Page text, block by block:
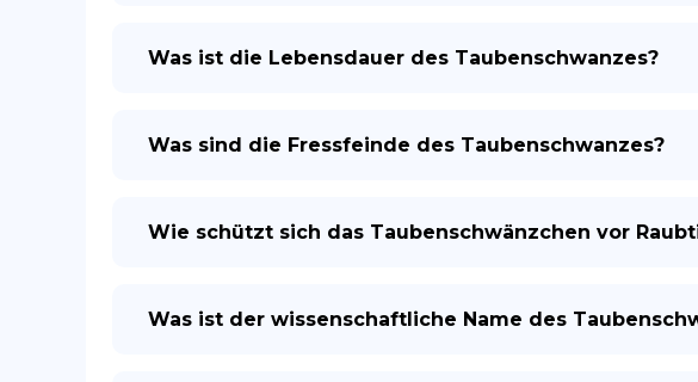
Was ist die Lebensdauer des Taubenschwanzes?
Was sind die Fressfeinde des Taubenschwanzes?
Wie schützt sich das Taubenschwänzchen vor
Was ist der wissenschaftliche Name des